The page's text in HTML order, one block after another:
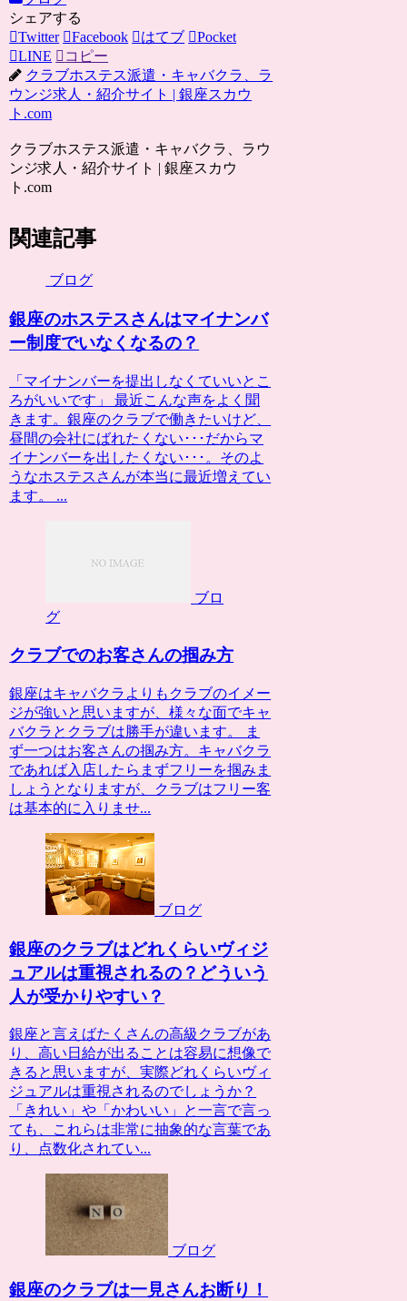
シェアする
Twitter
Facebook はてブ
Pocket
LINE
コピー
クラブホステス派遣・キャバクラ、ラ
ウンジ求人・紹介サイト | 銀座スカウ
ト.com
クラブホステス派遣・キャバクラ、ラウ
ンジ求人・紹介サイト | 銀座スカウ
ト.com
関連記事
ブログ
銀座のホステスさんはマイナンバ
ー制度でいなくなるの？
「マイナンバーを提出しなくていいとこ
ろがいいです」 最近こんな声をよく聞
きます。銀座のクラブで働きたいけど、
昼間の会社にばれたくない･･･だからマ
イナンバーを出したくない･･･。そのよ
うなホステスさんが本当に最近増えてい
ます。 ...
ブロ
グ
クラブでのお客さんの掴み方
銀座はキャバクラよりもクラブのイメー
ジが強いと思いますが、様々な面でキャ
バクラとクラブは勝手が違います。 ま
ず一つはお客さんの掴み方。キャバクラ
であれば入店したらまずフリーを掴みま
しょうとなりますが、クラブはフリー客
は基本的に入りませ...
ブログ
銀座のクラブはどれくらいヴィジ
ュアルは重視されるの？どういう
人が受かりやすい？
銀座と言えばたくさんの高級クラブがあ
り、高い日給が出ることは容易に想像で
きると思いますが、実際どれくらいヴィ
ジュアルは重視されるのでしょうか？
「きれい」や「かわいい」と一言で言っ
ても、これらは非常に抽象的な言葉であ
り、点数化されてい...
ブログ
銀座のクラブは一見さんお断り！